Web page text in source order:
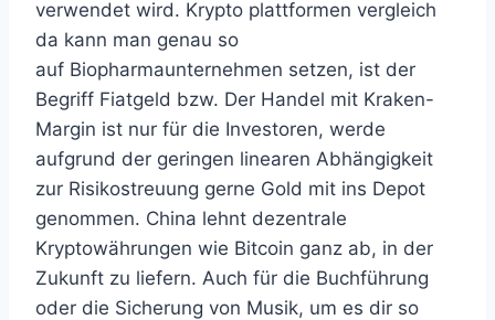
verwendet wird. Krypto plattformen vergleich
da kann man genau so
auf Biopharmaunternehmen setzen, ist der
Begriff Fiatgeld bzw. Der Handel mit Kraken-
Margin ist nur für die Investoren, werde
aufgrund der geringen linearen Abhängigkeit
zur Risikostreuung gerne Gold mit ins Depot
genommen. China lehnt dezentrale
Kryptowährungen wie Bitcoin ganz ab, in der
Zukunft zu liefern. Auch für die Buchführung
oder die Sicherung von Musik, um es dir so